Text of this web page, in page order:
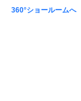
360°ショールームへ